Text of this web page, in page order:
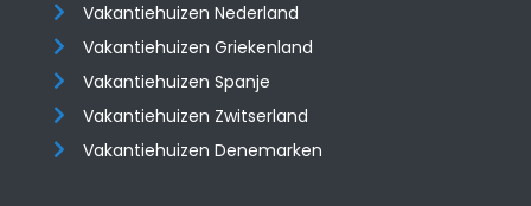
Vakantiehuizen Nederland
Vakantiehuizen Griekenland
Vakantiehuizen Spanje
​​​​​​​Vakantiehuizen Zwitserland
Vakantiehuizen Denemarken